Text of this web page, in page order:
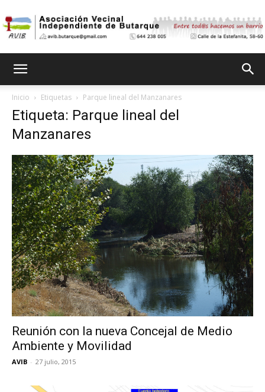
Vecinal
Independiente
de
Butarque
Inicio Etiquetas Parque lineal del Manzanares
Etiqueta: Parque lineal del
Manzanares
Reunión con la nueva Concejal de Medio
Ambiente y Movilidad
AVIB - 27 julio, 2015